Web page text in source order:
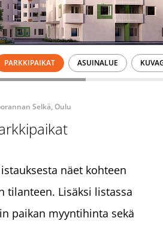
PARKKIPAIKAT ASUINALUE
Selkä, Oulu
näet kohteen
tilanteen. Lisäksi listassa
paikan myyntihinta sekä